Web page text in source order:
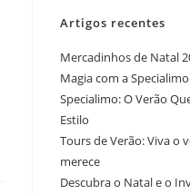
Artigos recentes
Mercadinhos de Natal
Magia com a Specialimo
Specialimo: O Verão
Estilo
Tours de Verão: Viva o
merece
Descubra o Natal e o